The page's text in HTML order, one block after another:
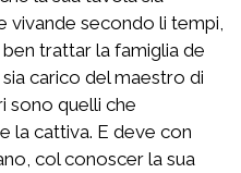
vivande secondo li tempi,
trattar la famiglia de
carico del maestro di
sono quelli che
la cattiva. E deve con
col conoscer la sua